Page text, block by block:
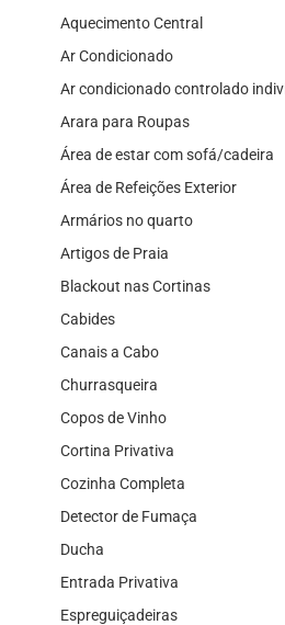
Aquecimento Central
Ar Condicionado
Ar condicionado controlado
Arara para Roupas
Área de estar com sofá/cadeira
Área de Refeições Exterior
Armários no quarto
Artigos de Praia
Blackout nas Cortinas
Cabides
Canais a Cabo
Churrasqueira
Copos de Vinho
Cortina Privativa
Cozinha Completa
Detector de Fumaça
Ducha
Entrada Privativa
Espreguiçadeiras